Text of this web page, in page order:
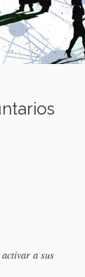
a sus